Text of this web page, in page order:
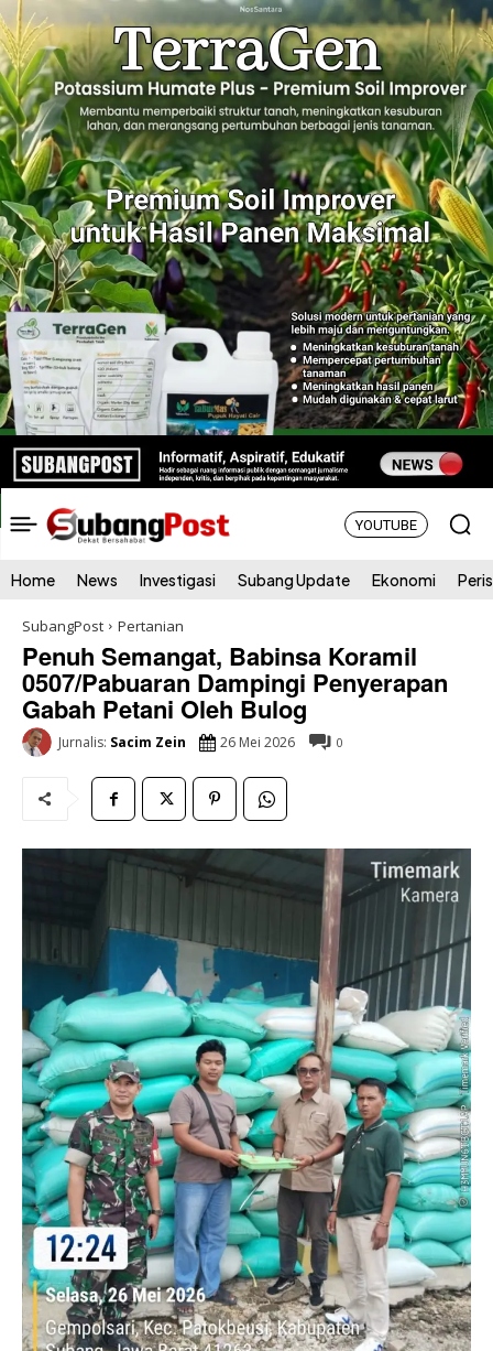
YOUTUBE
Home News Investigasi Subang Update Ekonomi
SubangPost Pertanian
Penuh Semangat, Babinsa Koramil
0507/Pabuaran Dampingi Penyerapan
Gabah Petani Oleh Bulog
Jurnalis: Sacim Zein 26 Mei 2026 0